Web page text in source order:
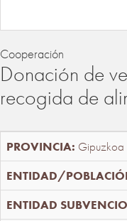
Cooperación
Donación de
recogida de
Gipuzkoa